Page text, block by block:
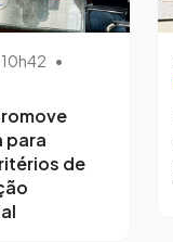
10h42 •
para
de